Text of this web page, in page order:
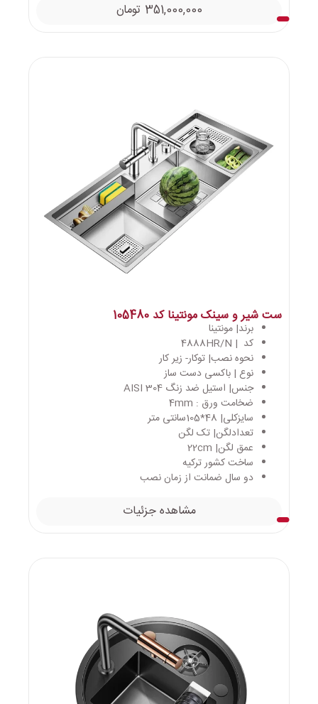
351,000,000 تومان
ست شیر و سینک مونتینا کد 105480
برند| مونتینا
کد | 4888HR/N
نحوه نصب| توکار- زیر کار
نوع | باکسی دست ساز
جنس| استیل ضد زنگ AISI 304
ضخامت ورق : 4mm
سایزکلی| 48*105سانتی متر
تعدادلگن| تک لگن
عمق لگن| 22cm
ساخت کشور ترکیه
دو سال ضمانت از زمان نصب
مشاهده جزئیات